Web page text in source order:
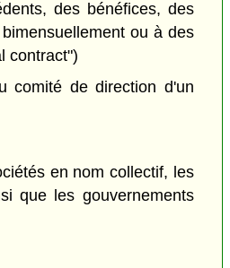
des bénéfices, des
ou à des
contract")
comité de direction d'un
en nom collectif, les
que les gouvernements